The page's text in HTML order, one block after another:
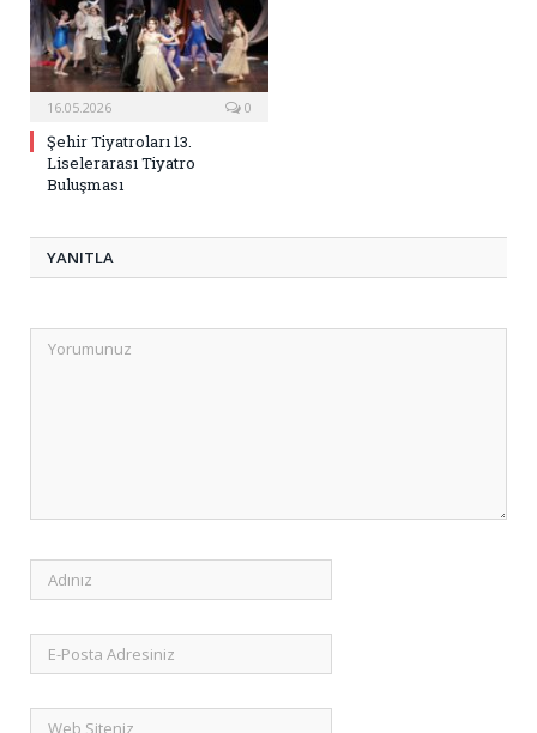
16.05.2026 0
Şehir Tiyatroları 13.
Liselerarası Tiyatro
Buluşması
YANITLA